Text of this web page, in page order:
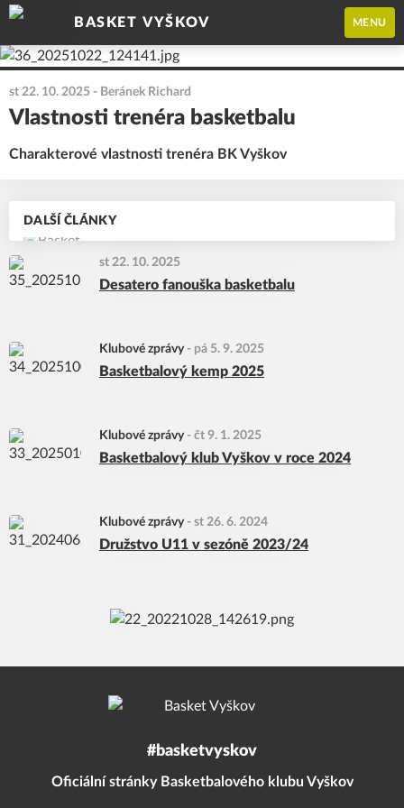
BASKET VYŠKOV MENU
DALŠÍ ČLÁNKY
st 22. 10. 2025
Desatero fanouška basketbalu
Klubové zprávy - pá 5. 9. 2025
Basketbalový kemp 2025
Klubové zprávy - čt 9. 1. 2025
Basketbalový klub Vyškov v roce 2024
Klubové zprávy - st 26. 6. 2024
Družstvo U11 v sezóně 2023/24
st 22. 10. 2025 - Beránek Richard
Vlastnosti trenéra basketbalu
Charakterové vlastnosti trenéra BK Vyškov
#basketvyskov
Oficiální stránky Basketbalového klubu Vyškov